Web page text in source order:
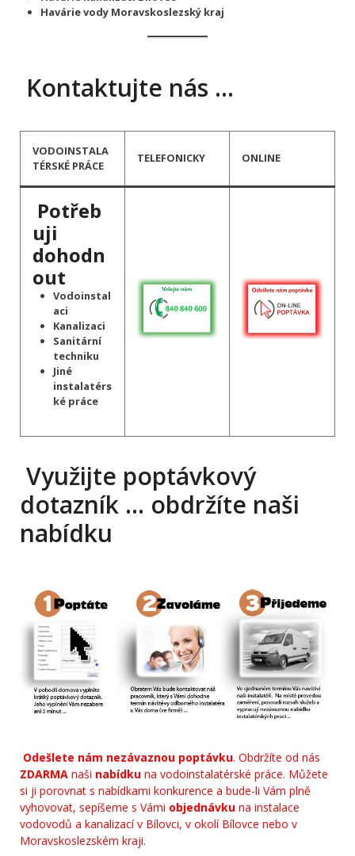
Havárie vody Moravskoslezský kraj
Kontaktujte nás …
VODOINSTALA
TÉRSKÉ PRÁCE
TELEFONICKY ONLINE
Potřeb
uji
dohodn
out
Vodoinstal
aci
Kanalizaci
Sanitární
techniku
Jiné
instalatérs
ké práce
Využijte poptávkový
dotazník … obdržíte naši
nabídku
Odešlete nám nezávaznou poptávku. Obdržíte od nás
ZDARMA naši nabídku na vodoinstalatérské práce. Můžete
si ji porovnat s nabídkami konkurence a bude-li Vám plně
vyhovovat, sepíšeme s Vámi objednávku na instalace
vodovodů a kanalizací v Bílovci, v okolí Bílovce nebo v
Moravskoslezském kraji.